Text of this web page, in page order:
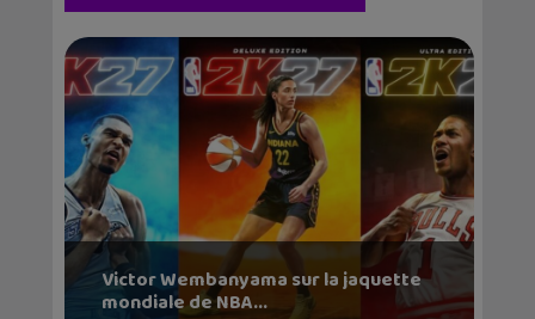
Victor Wembanyama sur la jaquette
mondiale de NBA...